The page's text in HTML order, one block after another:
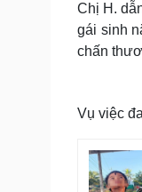
Chị H.
gái sinh
chấn
Vụ việc